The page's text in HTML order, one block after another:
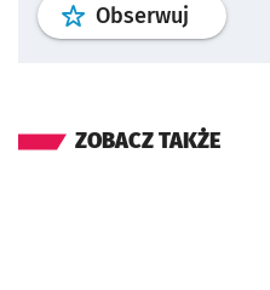
Obserwuj profil
ZOBACZ TAKŻE